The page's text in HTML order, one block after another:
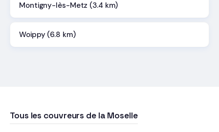
Montigny-lès-Metz (3.4 km)
Woippy (6.8 km)
Tous les couvreurs de la Moselle